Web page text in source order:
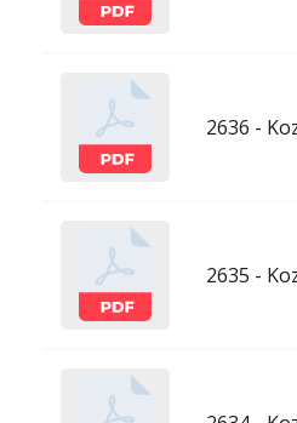
2636 -
2635 -